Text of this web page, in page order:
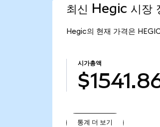
최신 Hegic 시장
Hegic의 현재 가격은
시가총액
통계 더 보기